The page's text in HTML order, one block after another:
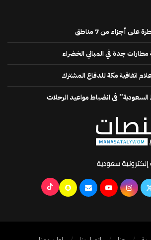
أجزاء من 7 مناطق
جدة في المباني الخضراء
اتفاقية مكة للدفاع المشترك
في انضباط مواعيد الرحلات